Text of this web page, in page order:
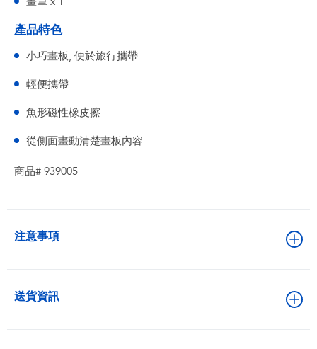
產品特色
小巧畫板, 便於旅行攜帶
輕便攜帶
魚形磁性橡皮擦
從側面畫動清楚畫板內容
商品# 939005
注意事項
送貨資訊